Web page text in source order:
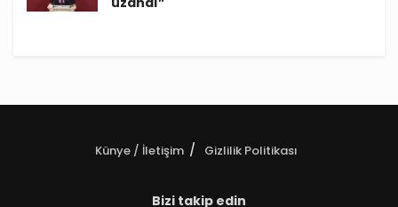
Künye / İletişim Gizlilik Politikası
Bizi takip edin